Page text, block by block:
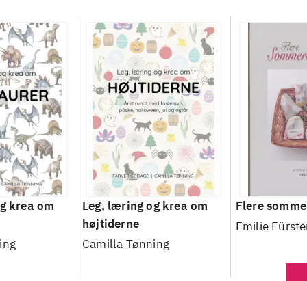
krea om
Leg, læring og krea om
højtiderne
Camilla Tønning
Flere
Emilie